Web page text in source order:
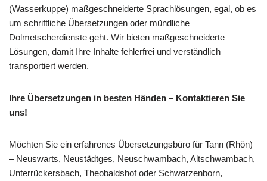
(Wasserkuppe) maßgeschneiderte Sprachlösungen, egal, ob es
um schriftliche Übersetzungen oder mündliche
Dolmetscherdienste geht. Wir bieten maßgeschneiderte
Lösungen, damit Ihre Inhalte fehlerfrei und verständlich
transportiert werden.
Ihre Übersetzungen in besten Händen – Kontaktieren Sie
uns!
Möchten Sie ein erfahrenes Übersetzungsbüro für Tann (Rhön)
– Neuswarts, Neustädtges, Neuschwambach, Altschwambach,
Unterrückersbach, Theobaldshof oder Schwarzenborn,